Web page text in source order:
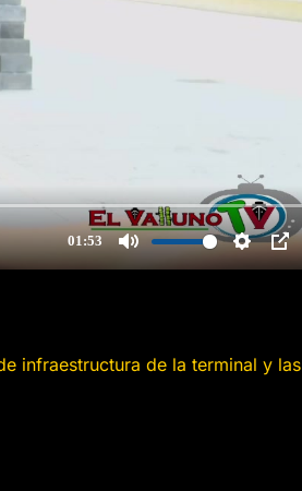
infraestructura de la terminal y las